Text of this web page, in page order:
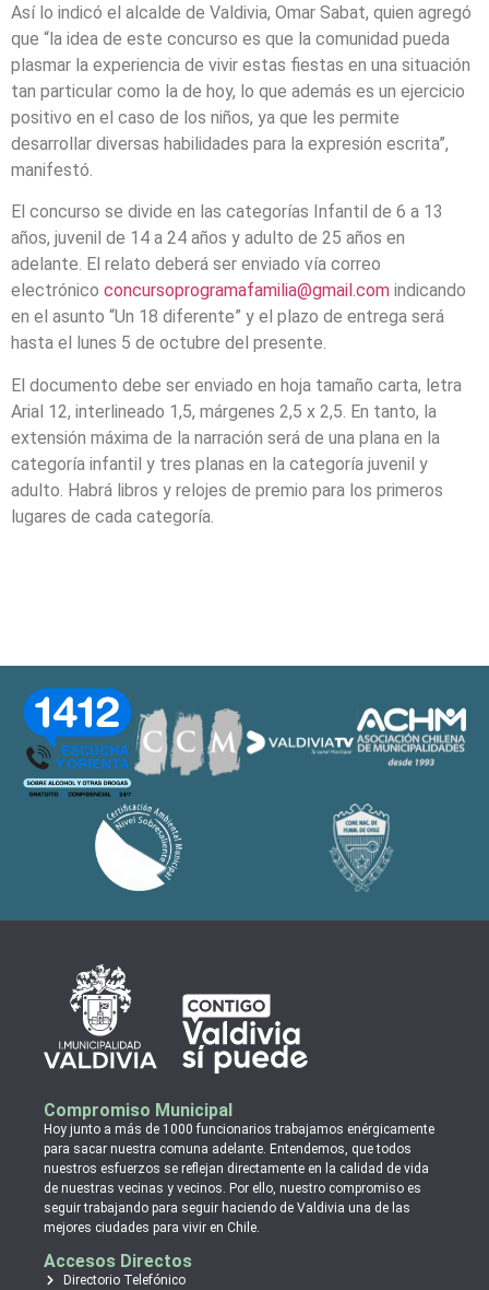
Así lo indicó el alcalde de Valdivia, Omar Sabat, quien agregó
que “la idea de este concurso es que la comunidad pueda
plasmar la experiencia de vivir estas fiestas en una situación
tan particular como la de hoy, lo que además es un ejercicio
positivo en el caso de los niños, ya que les permite
desarrollar diversas habilidades para la expresión escrita”,
manifestó.
El concurso se divide en las categorías Infantil de 6 a 13
años, juvenil de 14 a 24 años y adulto de 25 años en
adelante. El relato deberá ser enviado vía correo
electrónico concursoprogramafamilia@gmail.com indicando
en el asunto “Un 18 diferente” y el plazo de entrega será
hasta el lunes 5 de octubre del presente.
El documento debe ser enviado en hoja tamaño carta, letra
Arial 12, interlineado 1,5, márgenes 2,5 x 2,5. En tanto, la
extensión máxima de la narración será de una plana en la
categoría infantil y tres planas en la categoría juvenil y
adulto. Habrá libros y relojes de premio para los primeros
lugares de cada categoría.
Compromiso Municipal
Hoy junto a más de 1000 funcionarios trabajamos enérgicamente
para sacar nuestra comuna adelante. Entendemos, que todos
nuestros esfuerzos se reflejan directamente en la calidad de vida
de nuestras vecinas y vecinos. Por ello, nuestro compromiso es
seguir trabajando para seguir haciendo de Valdivia una de las
mejores ciudades para vivir en Chile.
Accesos Directos
Directorio Telefónico